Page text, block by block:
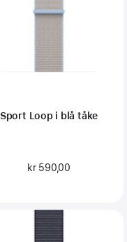
Sport Loop i blå tåke
kr 590,00